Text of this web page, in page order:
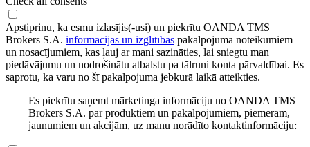
Apstiprinu, ka esmu izlasījis(-usi) un piekrītu OANDA TMS
Brokers S.A. informācijas un izglītības pakalpojuma noteikumiem
un nosacījumiem, kas ļauj ar mani sazināties, lai sniegtu man
piedāvājumu un nodrošinātu atbalstu pa tālruni konta pārvaldībai. Es
saprotu, ka varu no šī pakalpojuma jebkurā laikā atteikties.
Es piekrītu saņemt mārketinga informāciju no OANDA TMS
Brokers S.A. par produktiem un pakalpojumiem, piemēram,
jaunumiem un akcijām, uz manu norādīto kontaktinformāciju: